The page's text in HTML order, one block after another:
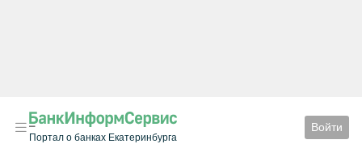
Портал о банках Екатеринбурга
Войти